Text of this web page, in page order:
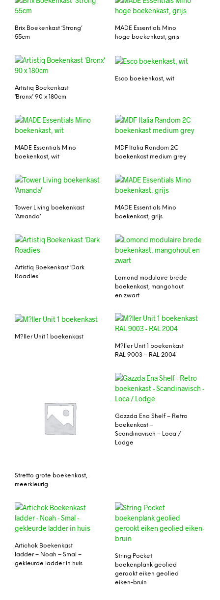
Brix Boekenkast ‘Strong’
55cm
MADE Essentials Mino
hoge boekenkast, grijs
Artistiq Boekenkast
‘Bronx’ 90 x 180cm
Esco boekenkast, wit
MADE Essentials Mino
boekenkast, wit
MDF Italia Random 2C
boekenkast medium grey
Tower Living boekenkast
‘Amanda’
MADE Essentials Mino
boekenkast, grijs
Artistiq Boekenkast ‘Dark
Roadies’
Lomond modulaire brede
boekenkast, mangohout
en zwart
M?ller Unit 1 boekenkast
M?ller Unit 1 boekenkast
RAL 9003 – RAL 2004
Stretto grote boekenkast,
meerkleurig
Gazzda Ena Shelf – Retro
boekenkast –
Scandinavisch – Loca /
Lodge
Artichok Boekenkast
ladder – Noah – Smal –
gekleurde ladder in huis
String Pocket
boekenplank geolied
gerookt eiken geolied
eiken-bruin